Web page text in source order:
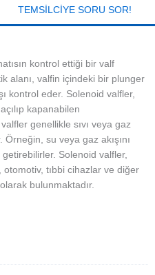
TEMSILCIYE SORU SOR!
kontrol ettiği bir valf
alanı, valfin içindeki bir plunger
kontrol eder. Solenoid valfler,
kapanabilen
genellikle sıvı veya gaz
Örneğin, su veya gaz akışını
Solenoid valfler,
tıbbi cihazlar ve diğer
bulunmaktadır.